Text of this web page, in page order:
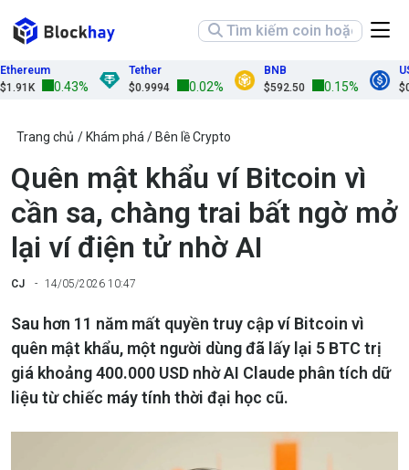
0.43%
Tether
$0.9994
0.02%
BNB
$592.50
0.15%
Trang chủ Khám phá Bên lề Crypto
Quên mật khẩu ví Bitcoin vì
cần sa, chàng trai bất ngờ mở
lại ví điện tử nhờ AI
CJ 14/05/2026 10:47
Sau hơn 11 năm mất quyền truy cập ví Bitcoin vì
quên mật khẩu, một người dùng đã lấy lại 5 BTC trị
giá khoảng 400.000 USD nhờ AI Claude phân tích dữ
liệu từ chiếc máy tính thời đại học cũ.